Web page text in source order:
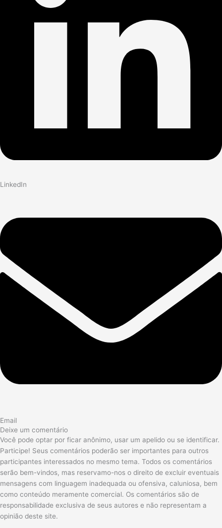
LinkedIn
Email
Deixe um comentário
Você pode optar por ficar anônimo, usar um apelido ou se identificar.
Participe! Seus comentários poderão ser importantes para outros
participantes interessados no mesmo tema. Todos os comentários
serão bem-vindos, mas reservamo-nos o direito de excluir eventuais
mensagens com linguagem inadequada ou ofensiva, caluniosa, bem
como conteúdo meramente comercial. Os comentários são de
responsabilidade exclusiva de seus autores e não representam a
opinião deste site.